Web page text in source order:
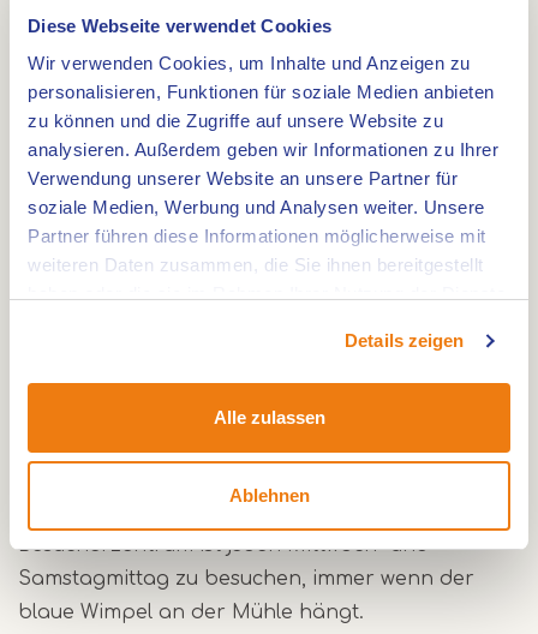
Diese Webseite verwendet Cookies
Wir verwenden Cookies, um Inhalte und Anzeigen zu
personalisieren, Funktionen für soziale Medien anbieten
zu können und die Zugriffe auf unsere Website zu
analysieren. Außerdem geben wir Informationen zu Ihrer
Verwendung unserer Website an unsere Partner für
soziale Medien, Werbung und Analysen weiter. Unsere
Partner führen diese Informationen möglicherweise mit
weiteren Daten zusammen, die Sie ihnen bereitgestellt
Details zeigen
Alle zulassen
Ablehnen
Die Muhle wurde 1790 von Panheel als eine offene
Standardmuhle gebaut.
Das Fahrgestell war nicht umgemauert und
bedeckt wie jetzt. 1856 wurde die Mühle an den
Rand der Beegderheide verlegt, dort wo sie jetzt
steht.
Die Gemeinde Heel kaufte die Mühle und
Jahre 2000 wiedereröffnent werden konnte. Die
Computerbestände und eine bescheidene
Bibliotheeksinformation über diese und andere
Besucherzentrum ist jeden Mittwoch- und
Samstagmittag zu besuchen, immer wenn der
blaue Wimpel an der Mühle hängt.